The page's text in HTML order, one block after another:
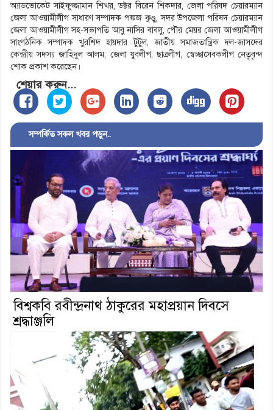
অ্যাডভোকেট সাইফুজ্জামান শিখর, ডক্টর বিরেন শিকদার, জেলা পরিষদ চেয়ারম্যান
জেলা আওয়ামীলীগ সাধারণ সম্পাদক পঙ্কজ কুণ্ডু, সদর উপজেলা পরিষদ চেয়ারম্যান
জেলা আওয়ামীলীগ সহ-সভাপতি আবু নাসির বাবলু, পৌর মেয়র জেলা আওয়ামীলীগ
সাংগঠনিক সম্পাদক খুরশিদ হায়দার টুটুল, জাতীয় সমাজতান্ত্রিক দল-জাসদের
কেন্দ্রীয় সদস্য জাহিদুল আলম, জেলা যুবলীগ, ছাত্রলীগ, স্বেচ্ছাসেবকলীগ নেতৃবৃন্দ
শোক প্রকাশ করেছেন।
শেয়ার করুন...
সম্পর্কিত সকল খবর পড়ুন..
বিশ্বকবি রবীন্দ্রনাথ ঠাকুরের মহাপ্রয়ান দিবসে
শ্রদ্ধাঞ্জলি